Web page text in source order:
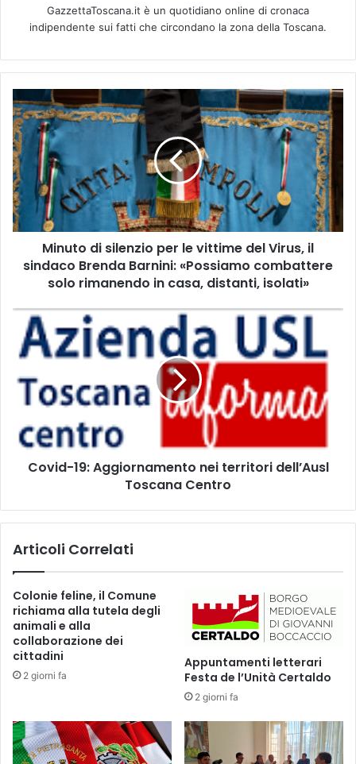
GazzettaToscana.it è un quotidiano online di cronaca
indipendente sui fatti che circondano la zona della Toscana.
i
n
u
t
o
d
i
s
z
e
e
i
e
l
V
i
r
u
s
l
s
Minuto di silenzio per le vittime del Virus, il
sindaco Brenda Barnini: «Possiamo combattere
solo rimanendo in casa, distanti, isolati»
d
9
r
m
e
n
n
t
e
Covid-19: Aggiornamento nei territori dell’Ausl
Toscana Centro
Articoli Correlati
Colonie feline, il Comune
richiama alla tutela degli
animali e alla
collaborazione dei
cittadini
2 giorni fa
Appuntamenti letterari
Festa de l’Unità Certaldo
2 giorni fa